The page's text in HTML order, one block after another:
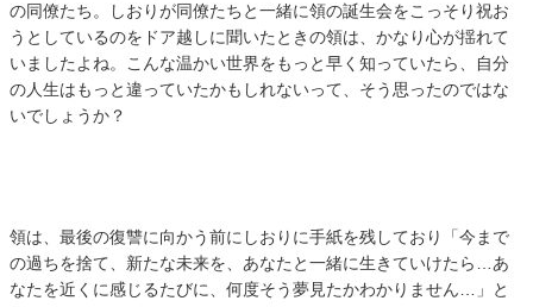
の同僚たち。しおりが同僚たちと一緒に領の誕生会をこっそり祝お
うとしているのをドア越しに聞いたときの領は、かなり心が揺れて
いましたよね。こんな温かい世界をもっと早く知っていたら、自分
の人生はもっと違っていたかもしれないって、そう思ったのではな
いでしょうか？
領は、最後の復讐に向かう前にしおりに手紙を残しており「今まで
の過ちを捨て、新たな未来を、あなたと一緒に生きていけたら…あ
なたを近くに感じるたびに、何度そう夢見たかわかりません…」と